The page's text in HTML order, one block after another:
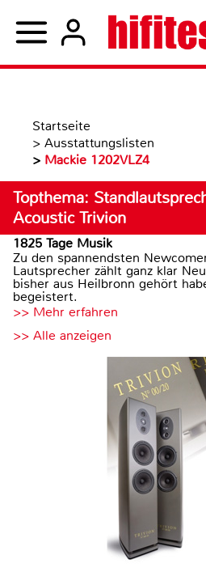
Startseite
> Ausstattungslisten
> Mackie 1202VLZ4
Topthema:
Acoustic Trivion
1825 Tage Musik
Zu den spannendsten
Lautsprecher zählt ganz klar
bisher aus Heilbronn gehört
begeistert.
>> Mehr erfahren
>> Alle anzeigen